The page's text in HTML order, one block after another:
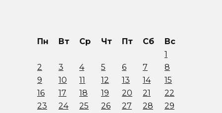
Пн Вт Ср Чт Пт Сб
Вс
1
2
3 4 5 6 7
8
9
10 11 12 13 14
15
16
17 18 19 20 21
22
23
24 25 26 27 28
29